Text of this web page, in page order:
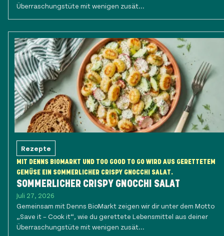
Überraschungstüte mit wenigen zusät...
Rezepte
MIT DENNS BIOMARKT UND TOO GOOD TO GO WIRD AUS GERETTETEM
GEMÜSE EIN SOMMERLICHER CRISPY GNOCCHI SALAT.
SOMMERLICHER CRISPY GNOCCHI SALAT
Juli 27, 2026
Gemeinsam mit Denns BioMarkt zeigen wir dir unter dem Motto
„Save it – Cook it“, wie du gerettete Lebensmittel aus deiner
Überraschungstüte mit wenigen zusät...